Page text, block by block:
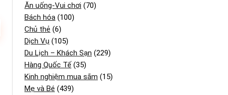
Ăn uống-Vui chơi (70)
Bách hóa (100)
Chủ thẻ (6)
Dịch Vụ (105)
Du Lịch – Khách Sạn (229)
Hàng Quốc Tế (35)
Kinh nghiệm mua sắm (15)
Mẹ và Bé (439)